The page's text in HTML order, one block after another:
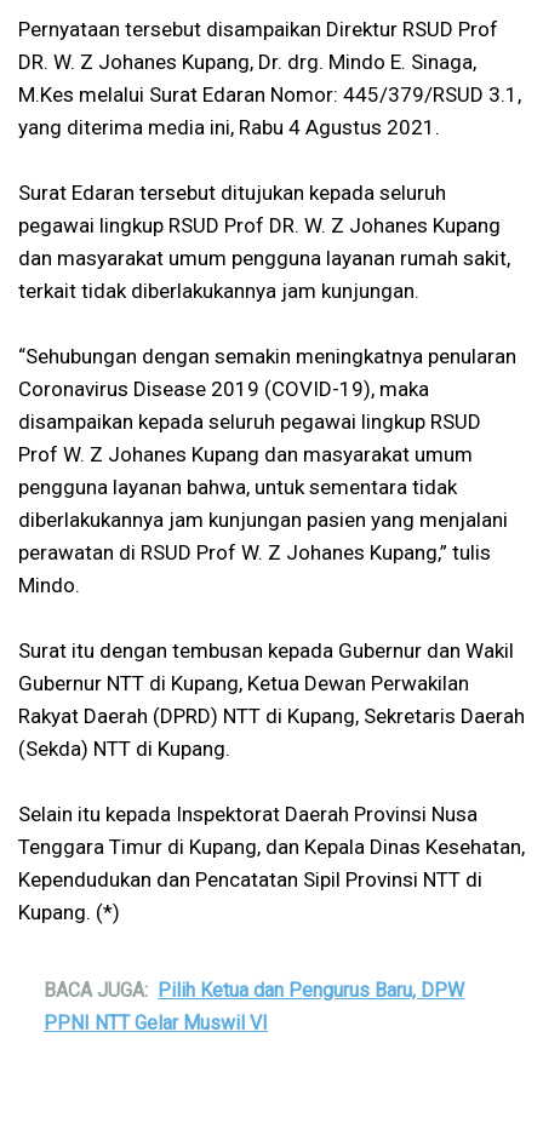
Pernyataan tersebut disampaikan Direktur RSUD Prof
DR. W. Z Johanes Kupang, Dr. drg. Mindo E. Sinaga,
M.Kes melalui Surat Edaran Nomor: 445/379/RSUD 3.1,
yang diterima media ini, Rabu 4 Agustus 2021.
Surat Edaran tersebut ditujukan kepada seluruh
pegawai lingkup RSUD Prof DR. W. Z Johanes Kupang
dan masyarakat umum pengguna layanan rumah sakit,
terkait tidak diberlakukannya jam kunjungan.
“Sehubungan dengan semakin meningkatnya penularan
Coronavirus Disease 2019 (COVID-19), maka
disampaikan kepada seluruh pegawai lingkup RSUD
Prof W. Z Johanes Kupang dan masyarakat umum
pengguna layanan bahwa, untuk sementara tidak
diberlakukannya jam kunjungan pasien yang menjalani
perawatan di RSUD Prof W. Z Johanes Kupang,” tulis
Mindo.
Surat itu dengan tembusan kepada Gubernur dan Wakil
Gubernur NTT di Kupang, Ketua Dewan Perwakilan
Rakyat Daerah (DPRD) NTT di Kupang, Sekretaris Daerah
(Sekda) NTT di Kupang.
Selain itu kepada Inspektorat Daerah Provinsi Nusa
Tenggara Timur di Kupang, dan Kepala Dinas Kesehatan,
Kependudukan dan Pencatatan Sipil Provinsi NTT di
Kupang. (*)
BACA JUGA: Pilih Ketua dan Pengurus Baru, DPW
PPNI NTT Gelar Muswil VI